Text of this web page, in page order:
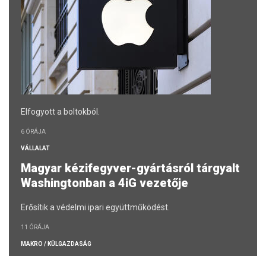
Elfogyott a boltokból.
6 ÓRÁJA
VÁLLALAT
Magyar kézifegyver-gyártásról tárgyalt
Washingtonban a 4iG vezetője
Erősítik a védelmi ipari együttműködést.
11 ÓRÁJA
MAKRO / KÜLGAZDASÁG